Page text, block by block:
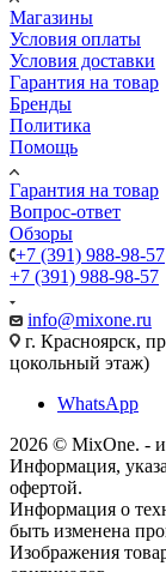
Магазины
Условия оплаты
Условия доставки
Гарантия на товар
Бренды
Политика
Помощь
Гарантия на товар
Вопрос-ответ
Обзоры
+7 (391) 988-98-57
+7 (391) 988-98-57
info@mixone.ru
г. Красноярск,
цокольный этаж)
WhatsApp
2026 © MixOne. -
Информация,
офертой.
Информация о
быть изменена
Изображения